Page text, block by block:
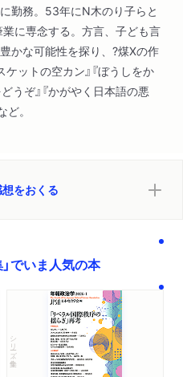
勤務。53年にN木のり子らと
業に専念する。方言、子ども言
かな可能性を探り、?煤Xの作
ットの空カン』『ぼうしをか
うぞ』『かがやく日本語の悪
ど。
想をおくる
でいま人気の本
シリーズ・全集